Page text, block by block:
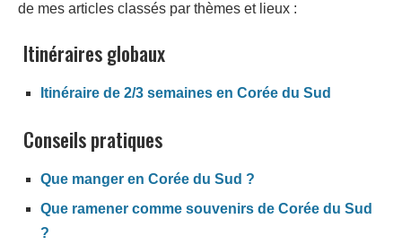
de mes articles classés par thèmes et lieux :
Itinéraires globaux
Itinéraire de 2/3 semaines en Corée du Sud
Conseils pratiques
Que manger en Corée du Sud ?
Que ramener comme souvenirs de Corée du Sud
?